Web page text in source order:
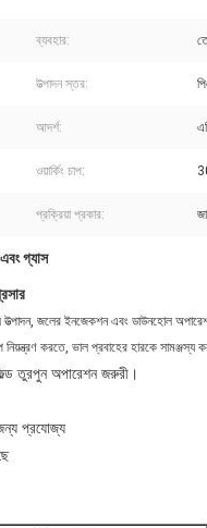
ব্যবহার:
উত্পাদন স্তর:
আদর্শ:
ওয়ার্কিং চাপ:
প্রক্রিয়া প্রকার:
গ্যাস
জলের ইনজেকশন এবং ডাউনহোল
করতে, ভাল প্রবাহের হারকে সামঞ্জস্য
তুরপুন অপারেশন জরুরী।
প্রযোজ্য